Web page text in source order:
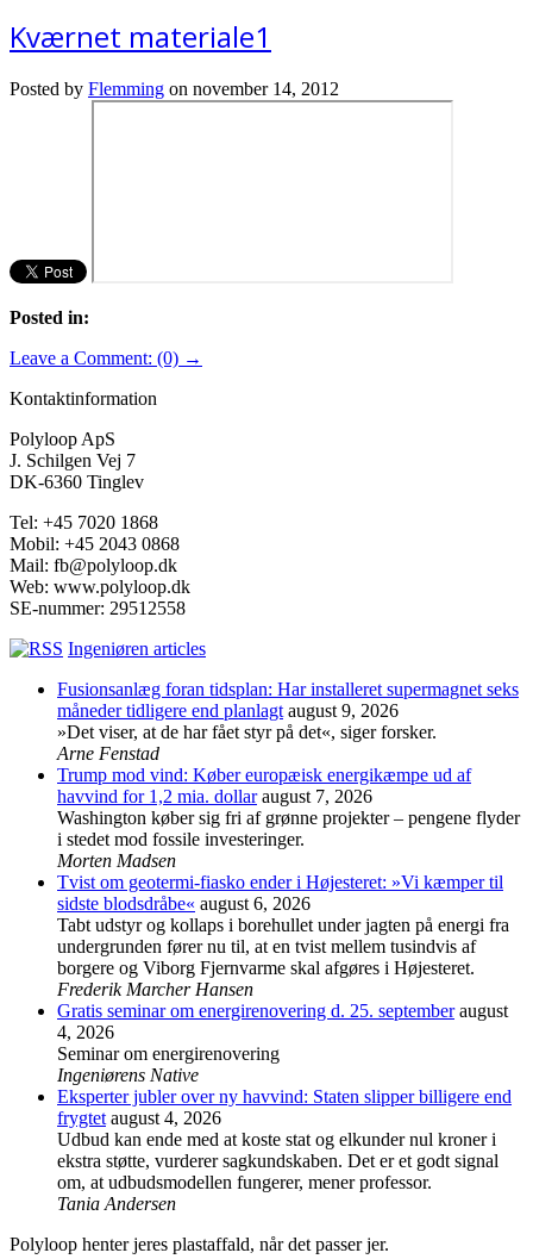
Kværnet materiale1
Posted by Flemming on november 14, 2012
Posted in:
Leave a Comment: (0) →
Kontaktinformation
Polyloop ApS
J. Schilgen Vej 7
DK-6360 Tinglev
Tel: +45 7020 1868
Mobil: +45 2043 0868
Mail: fb@polyloop.dk
Web: www.polyloop.dk
SE-nummer: 29512558
Ingeniøren articles
Fusionsanlæg foran tidsplan: Har installeret supermagnet seks
måneder tidligere end planlagt august 9, 2026
»Det viser, at de har fået styr på det«, siger forsker.
Arne Fenstad
Trump mod vind: Køber europæisk energikæmpe ud af
havvind for 1,2 mia. dollar august 7, 2026
Washington køber sig fri af grønne projekter – pengene flyder
i stedet mod fossile investeringer.
Morten Madsen
Tvist om geotermi-fiasko ender i Højesteret: »Vi kæmper til
sidste blodsdråbe« august 6, 2026
Tabt udstyr og kollaps i borehullet under jagten på energi fra
undergrunden fører nu til, at en tvist mellem tusindvis af
borgere og Viborg Fjernvarme skal afgøres i Højesteret.
Frederik Marcher Hansen
Gratis seminar om energirenovering d. 25. september august
4, 2026
Seminar om energirenovering
Ingeniørens Native
Eksperter jubler over ny havvind: Staten slipper billigere end
frygtet august 4, 2026
Udbud kan ende med at koste stat og elkunder nul kroner i
ekstra støtte, vurderer sagkundskaben. Det er et godt signal
om, at udbudsmodellen fungerer, mener professor.
Tania Andersen
Polyloop henter jeres plastaffald, når det passer jer.